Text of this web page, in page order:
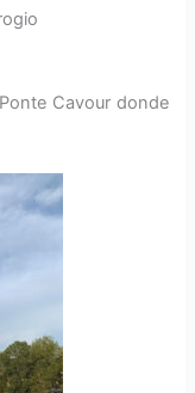
Cavour donde